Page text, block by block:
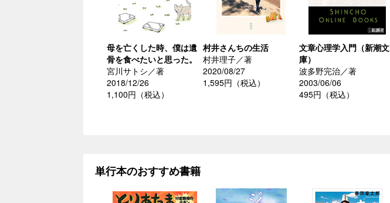
母を亡くした時、僕は遺
骨を食べたいと思った。
宮川サトシ／著
2018/12/26
1,100円（税込）
村井さんちの生活
村井理子／著
2020/08/27
1,595円（税込）
文章心理学入門（新潮文
庫）
波多野完治／著
2003/06/06
495円（税込）
単行本のおすすめ書籍